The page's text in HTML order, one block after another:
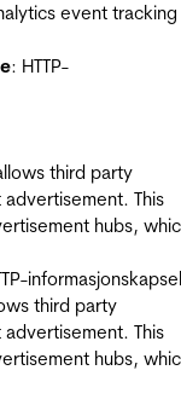
event tracking
: HTTP-
third party
This
hubs,
informasjonskapsel
third party
This
hubs,